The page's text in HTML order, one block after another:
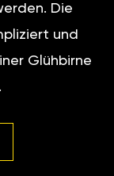
Die
und
Glühbirne